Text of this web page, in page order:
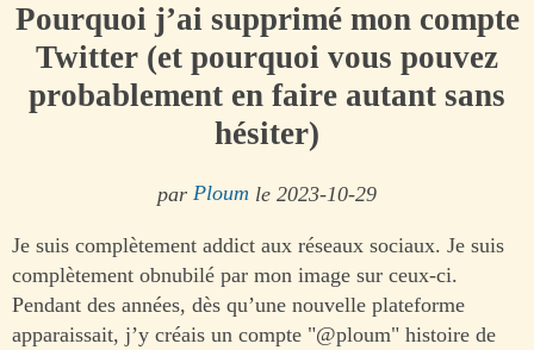
Pourquoi j’ai supprimé mon compte
Twitter (et pourquoi vous pouvez
probablement en faire autant sans
hésiter)
par Ploum le 2023-10-29
Je suis complètement addict aux réseaux sociaux. Je suis
complètement obnubilé par mon image sur ceux-ci.
Pendant des années, dès qu’une nouvelle plateforme
apparaissait, j’y créais un compte "@ploum" histoire de